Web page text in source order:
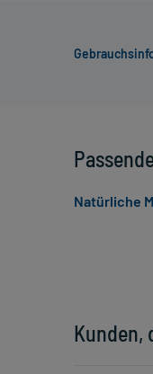
Kunden,
Natürliche